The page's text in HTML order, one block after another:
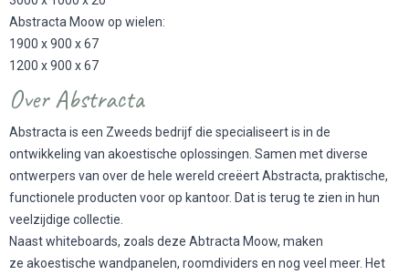
Abstracta Moow op wielen:
1900 x 900 x 67
1200 x 900 x 67
Over Abstracta
Abstracta is een Zweeds bedrijf die specialiseert is in de
ontwikkeling van akoestische oplossingen. Samen met diverse
ontwerpers van over de hele wereld creëert Abstracta, praktische,
functionele producten voor op kantoor. Dat is terug te zien in hun
veelzijdige collectie.
Naast whiteboards, zoals deze Abtracta Moow, maken
ze akoestische wandpanelen, roomdividers en nog veel meer. Het